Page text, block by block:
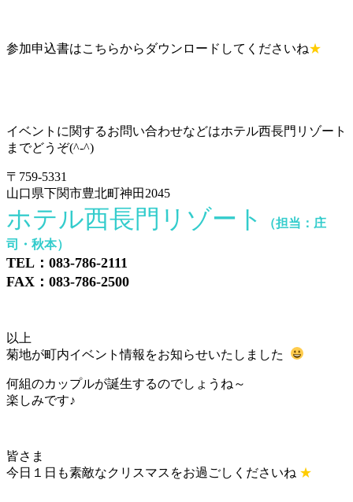
参加申込書はこちらからダウンロードしてくださいね★
イベントに関するお問い合わせなどはホテル西長門リゾート
までどうぞ(^-^)
〒759-5331
山口県下関市豊北町神田2045
ホテル西長門リゾート
（担当：庄
司・秋本）
TEL：083-786-2111
FAX：083-786-2500
以上
菊地が町内イベント情報をお知らせいたしました
何組のカップルが誕生するのでしょうね～
楽しみです♪
皆さま
今日１日も素敵なクリスマスをお過ごしくださいね ★